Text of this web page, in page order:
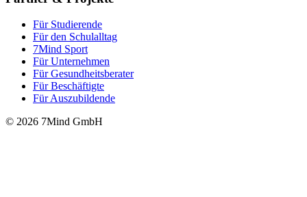
Für Stu­die­rende
Für den Schulalltag
7Mind Sport
Für Unter­neh­men
Für Gesund­heits­be­ra­ter
Für Beschäftigte
Für Auszubildende
© 2026 7Mind GmbH